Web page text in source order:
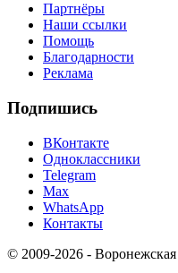
Партнёры
Наши ссылки
Помощь
Благодарности
Реклама
Подпишись
ВКонтакте
Одноклассники
Telegram
Max
WhatsApp
Контакты
© 2009-2026 -